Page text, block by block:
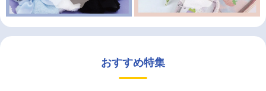
おすすめ特集